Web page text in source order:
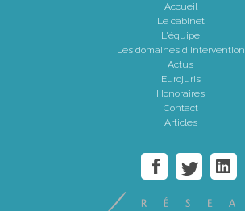
Accueil
Le cabinet
L'équipe
Les domaines d'intervention
Actus
Eurojuris
Honoraires
Contact
Articles